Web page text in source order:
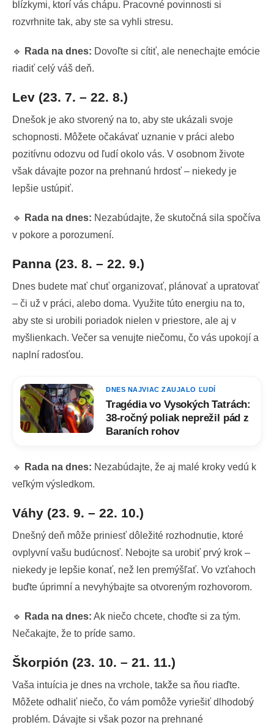
blízkymi, ktorí vás chápu. Pracovné povinnosti si
rozvrhnite tak, aby ste sa vyhli stresu.
🔹 Rada na dnes: Dovoľte si cítiť, ale nenechajte emócie
riadiť celý váš deň.
Lev (23. 7. – 22. 8.)
Dnešok je ako stvorený na to, aby ste ukázali svoje
schopnosti. Môžete očakávať uznanie v práci alebo
pozitívnu odozvu od ľudí okolo vás. V osobnom živote
však dávajte pozor na prehnanú hrdosť – niekedy je
lepšie ustúpiť.
🔹 Rada na dnes: Nezabúdajte, že skutočná sila spočíva
v pokore a porozumení.
Panna (23. 8. – 22. 9.)
Dnes budete mať chuť organizovať, plánovať a upratovať
– či už v práci, alebo doma. Využite túto energiu na to,
aby ste si urobili poriadok nielen v priestore, ale aj v
myšlienkach. Večer sa venujte niečomu, čo vás upokojí a
naplní radosťou.
DNES NAJVIAC ZAUJALO ĽUDÍ
Tragédia vo Vysokých Tatrách:
38-ročný poliak neprežil pád z
Baraních rohov
🔹 Rada na dnes: Nezabúdajte, že aj malé kroky vedú k
veľkým výsledkom.
Váhy (23. 9. – 22. 10.)
Dnešný deň môže priniesť dôležité rozhodnutie, ktoré
ovplyvní vašu budúcnosť. Nebojte sa urobiť prvý krok –
niekedy je lepšie konať, než len premýšľať. Vo vzťahoch
buďte úprimní a nevyhýbajte sa otvoreným rozhovorom.
🔹 Rada na dnes: Ak niečo chcete, choďte si za tým.
Nečakajte, že to príde samo.
Škorpión (23. 10. – 21. 11.)
Vaša intuícia je dnes na vrchole, takže sa ňou riaďte.
Môžete odhaliť niečo, čo vám pomôže vyriešiť dlhodobý
problém. Dávajte si však pozor na prehnané